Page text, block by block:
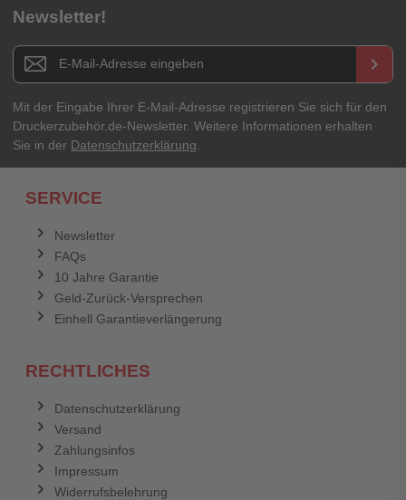
Newsletter!
Newsletter E-Mail Adresse keyboard_arrow_right
Mit der Eingabe Ihrer E-Mail-Adresse registrieren Sie sich für den
Druckerzubehör.de-Newsletter. Weitere Informationen erhalten
Sie in der Datenschutzerklärung
SERVICE
Newsletter
FAQs
10 Jahre Garantie
Geld-Zurück-Versprechen
Einhell Garantieverlängerung
RECHTLICHES
Datenschutzerklärung
Versand
Zahlungsinfos
Impressum
Widerrufsbelehrung